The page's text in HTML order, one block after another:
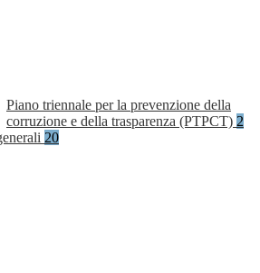
Piano triennale per la prevenzione della
corruzione e della trasparenza (PTPCT) 2
20